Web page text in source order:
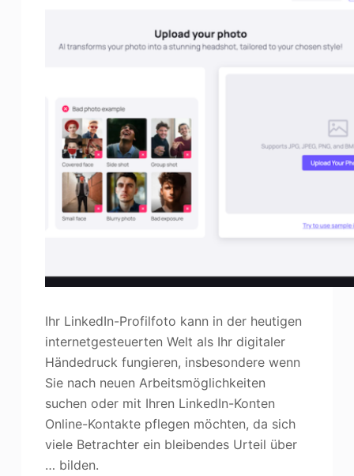
Ihr LinkedIn-Profilfoto kann in der heutigen
internetgesteuerten Welt als Ihr digitaler
Händedruck fungieren, insbesondere wenn
Sie nach neuen Arbeitsmöglichkeiten
suchen oder mit Ihren LinkedIn-Konten
Online-Kontakte pflegen möchten, da sich
viele Betrachter ein bleibendes Urteil über
… bilden.